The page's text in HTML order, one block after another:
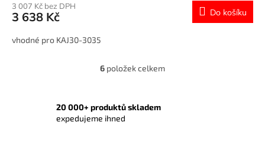
3 007 Kč bez DPH
3 638 Kč Do košíku
vhodné pro KAJ30-3035
O
á
6 položek celkem
20 000+ produktů skladem
expedujeme ihned